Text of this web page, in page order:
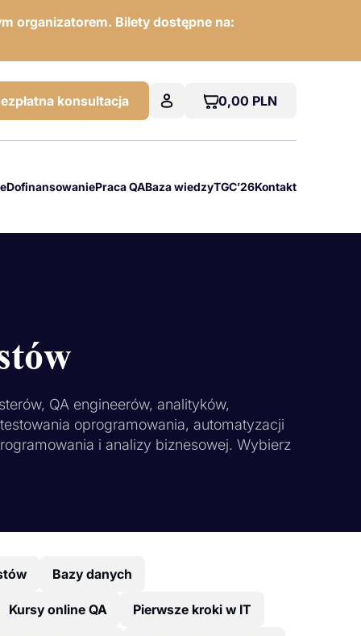
organizatorem. Bilety dostępne na:
konsultacja 0,00 PLN
DofinansowaniePraca QABaza wiedzyTGC’26Kontakt
QA engineerów, analityków,
oprogramowania, automatyzacji
i analizy biznesowej. Wybierz
Bazy danych
Kursy online QA Pierwsze kroki w IT